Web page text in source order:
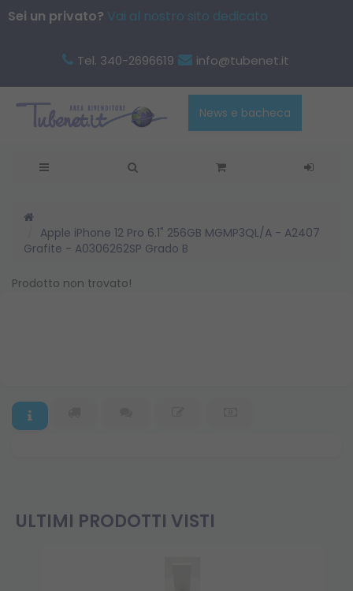
Sei un privato? Vai al nostro sito dedicato
Tel. 340-2696619 info@tubenet.it
News e bacheca
Apple iPhone 12 Pro 6.1" 256GB MGMP3QL/A - A2407
Grafite - A0306262SP Grado B
Prodotto non trovato!
ULTIMI PRODOTTI VISTI